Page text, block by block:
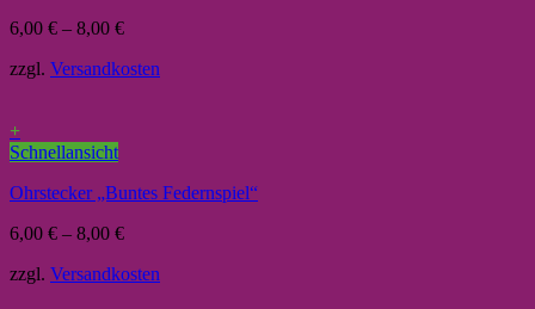
6,00 € – 8,00 €
zzgl. Versandkosten
+
Schnellansicht
Ohrstecker „Buntes Federnspiel“
6,00 € – 8,00 €
zzgl. Versandkosten